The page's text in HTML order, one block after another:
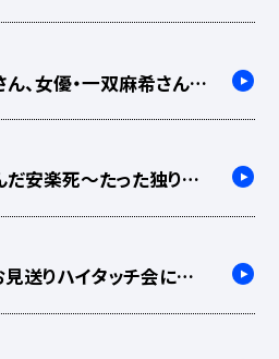
、女優・一双麻希さん登
安楽死～たった独りで
送りハイタッチ会につ